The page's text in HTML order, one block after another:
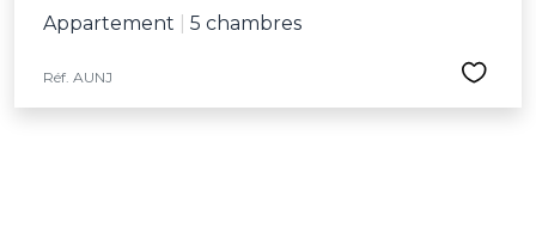
Appartement 5 chambres
Réf. AUNJ